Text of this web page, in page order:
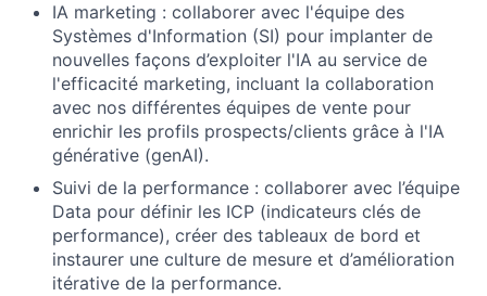
IA marketing : collaborer avec l'équipe des
Systèmes d'Information (SI) pour implanter de
nouvelles façons d’exploiter l'IA au service de
l'efficacité marketing, incluant la collaboration
avec nos différentes équipes de vente pour
enrichir les profils prospects/clients grâce à l'IA
générative (genAI).
Suivi de la performance : collaborer avec l’équipe
Data pour définir les ICP (indicateurs clés de
performance), créer des tableaux de bord et
instaurer une culture de mesure et d’amélioration
itérative de la performance.